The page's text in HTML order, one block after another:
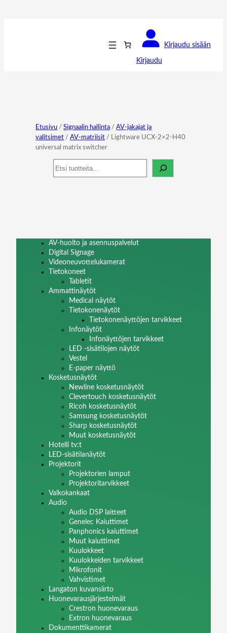
Kirjaudu
Kirjaudu sisään
Etusivu /Signaalin hallinta /AV-jakajat ja
valitsimet /AV-matriisit / Lightware UCX-2×2-H40
universal matrix switcher
Haku
AV-huolto ja asennuspalvelut
Digital Signage
Videoneuvottelukamerat
Tietokoneet
Tabletit
Ammattinäytöt
Medical näytöt
Tietokonenäytöt
Tietokonenäyttöjen tarvikkeet
Infonäytöt
Infonäyttöjen tarvikkeet
LED -sisätilojen näytöt
Vestel
E-paper näyttö
Kosketusnäytöt
Newline kosketusnäytöt
Clevertouch kosketusnäytöt
Ricoh kosketusnäytöt
Samsung kosketusnäytöt
Sharp kosketusnäytöt
Muut kosketusnäytöt
Hotelli tv:t
LED-sisätilanäytöt
Projektorit
Projektorien lamput
Projektoritarvikkeet
Valkokankaat
Audio
Audio DSP laitteet
Genelec Kaiuttimet
Panphonics kaiuttimet
Muut kaiuttimet
Kuulokkeet
Kuulokkeiden tarvikkeet
Mikrofonit
Vahvistimet
Langaton kuvansiirto
Huonevarausjärjestelmät
Crestron huonevaraus
Extron huonevaraus
Dokumenttikamerat